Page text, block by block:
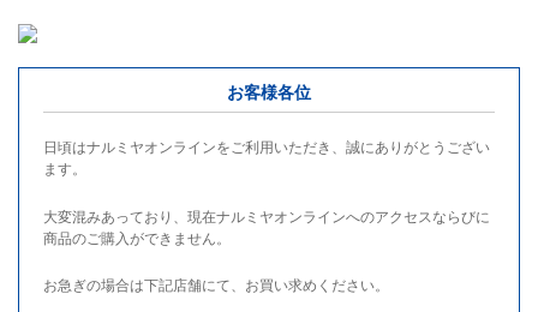
お客様各位
日頃はナルミヤオンラインをご利用いただき、誠にありがとうござい
ます。
大変混みあっており、現在ナルミヤオンラインへのアクセスならびに
商品のご購入ができません。
お急ぎの場合は下記店舗にて、お買い求めください。